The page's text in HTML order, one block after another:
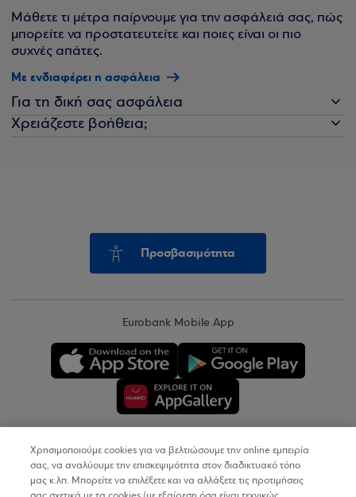
Μάθετε τι μέτρα παίρνουμε για την ασφάλειά σας, πώς
μπορείτε να προστατευτείτε και ποιες είναι οι πιο
συχνές απάτες.
Με ενδιαφέρει η ασφάλεια
Για τη δική σας ασφάλεια
Χρειάζεστε βοήθεια;
Προσβασιμότητα
Eurobank Mobile App
Copyright © 2026
Χρησιμοποιούμε cookies για να βελτιώσουμε την online εμπειρία
σας, να αναλύουμε την επισκεψιμότητα στον διαδικτυακό τόπο
μας κ.λπ. Μπορείτε να επιλέξετε και να αλλάξετε τις προτιμήσεις